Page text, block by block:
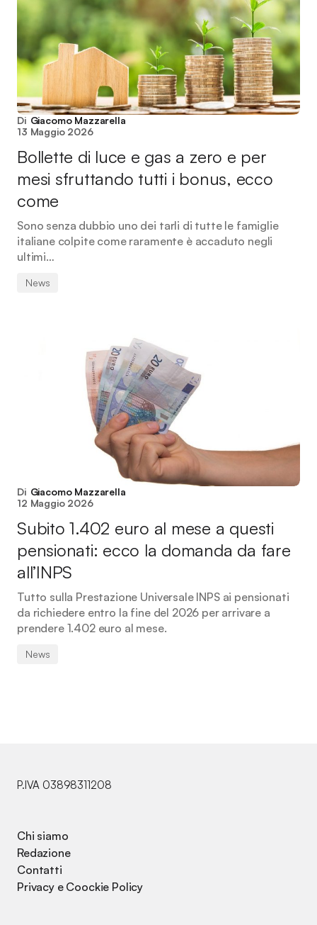
Di Giacomo Mazzarella
13 Maggio 2026
Bollette di luce e gas a zero e per
mesi sfruttando tutti i bonus, ecco
come
Sono senza dubbio uno dei tarli di tutte le famiglie
italiane colpite come raramente è accaduto negli
ultimi…
News
Di Giacomo Mazzarella
12 Maggio 2026
Subito 1.402 euro al mese a questi
pensionati: ecco la domanda da fare
all’INPS
Tutto sulla Prestazione Universale INPS ai pensionati
da richiedere entro la fine del 2026 per arrivare a
prendere 1.402 euro al mese.
News
P.IVA 03898311208
Chi siamo
Redazione
Contatti
Privacy e Coockie Policy